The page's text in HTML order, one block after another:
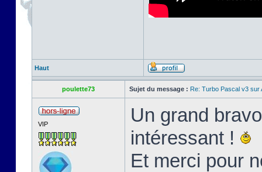
Haut
poulette73 Sujet du message : Re: Turbo Pascal v3 sur
VIP
Un grand
intéressant !
Et merci pour